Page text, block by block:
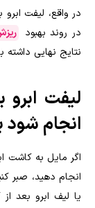
در واقع، لیفت
در روند بهبود
نتایج نهایی داشته
لیفت
انجام شود
اگر مایل به کاشت
انجام دهید، صبر
یا لیف ابرو بعد